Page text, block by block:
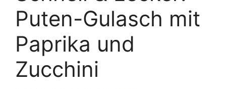
Puten-Gulasch mit
Paprika und
Zucchini